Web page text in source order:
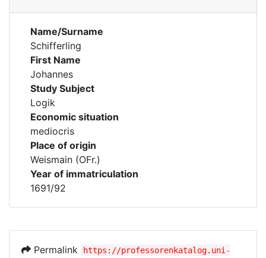
Name/Surname
Schifferling
First Name
Johannes
Study Subject
Logik
Economic situation
mediocris
Place of origin
Weismain (OFr.)
Year of immatriculation
1691/92
Permalink
https://professorenkatalog.uni-